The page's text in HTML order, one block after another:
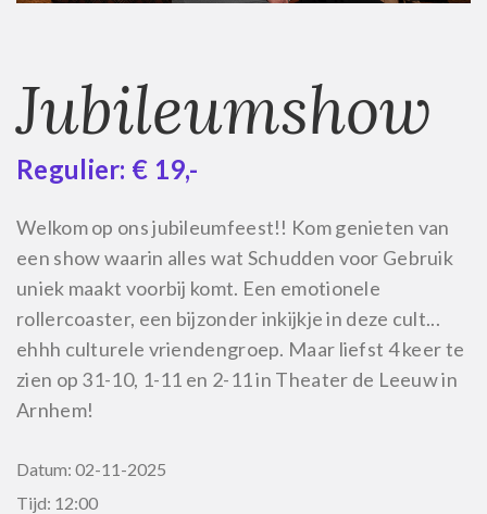
Jubileumshow
Regulier: € 19,-
Welkom op ons jubileumfeest!! Kom genieten van
een show waarin alles wat Schudden voor Gebruik
uniek maakt voorbij komt. Een emotionele
rollercoaster, een bijzonder inkijkje in deze cult...
ehhh culturele vriendengroep. Maar liefst 4 keer te
zien op 31-10, 1-11 en 2-11 in Theater de Leeuw in
Arnhem!
Datum: 02-11-2025
Tijd: 12:00